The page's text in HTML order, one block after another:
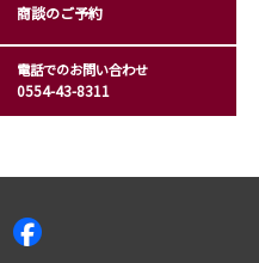
商談のご予約
電話でのお問い合わせ
0554-43-8311